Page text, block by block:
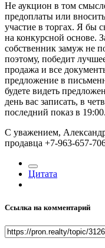
Не аукцион в том
предоплаты или
участие в торгах. Я бы
на конкурсной основе.
собственник замуж не
поэтому, победит
продажа и все
предложение в
будете видеть
день вас записать, в
последний показ в 19:00.
С уважением,
продавца +7-963-657-
Цитата
Ссылка на комментарий